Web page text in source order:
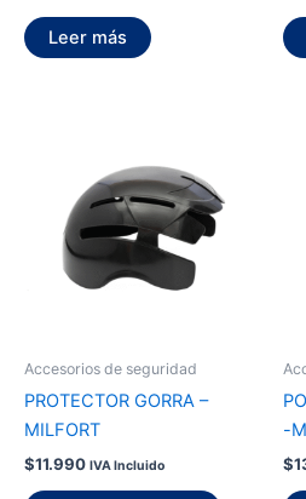
Leer más
Accesorios de seguridad
PROTECTOR GORRA –
MILFORT
$11.990 IVA Incluido
-
$